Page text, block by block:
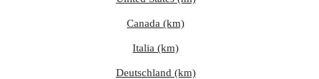
Canada (km)
Italia (km)
Deutschland (km)